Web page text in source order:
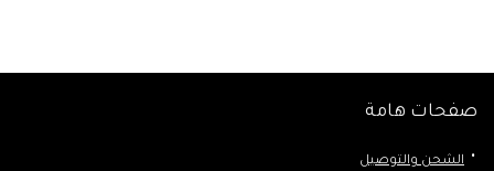
صفحات هامة
الشحن والتوصيل